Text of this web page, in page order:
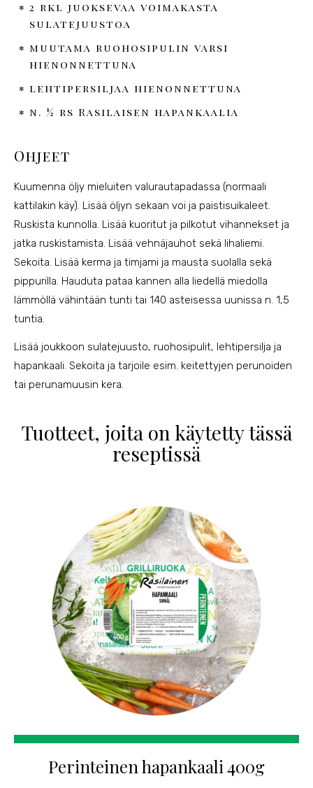
2 rkl juoksevaa voimakasta
sulatejuustoa
muutama ruohosipulin varsi
hienonnettuna
lehtipersiljaa hienonnettuna
n. ½ rs Rasilaisen hapankaalia
Ohjeet
Kuumenna öljy mieluiten valurautapadassa (normaali
kattilakin käy). Lisää öljyn sekaan voi ja paistisuikaleet.
Ruskista kunnolla. Lisää kuoritut ja pilkotut vihannekset ja
jatka ruskistamista. Lisää vehnäjauhot sekä lihaliemi.
Sekoita. Lisää kerma ja timjami ja mausta suolalla sekä
pippurilla. Hauduta pataa kannen alla liedellä miedolla
lämmöllä vähintään tunti tai 140 asteisessa uunissa n. 1,5
tuntia.
Lisää joukkoon sulatejuusto, ruohosipulit, lehtipersilja ja
hapankaali. Sekoita ja tarjoile esim. keitettyjen perunoiden
tai perunamuusin kera.
Tuotteet, joita on käytetty tässä
reseptissä
Perinteinen hapankaali 400g